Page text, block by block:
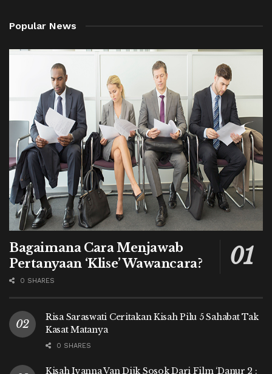
Popular News
Bagaimana Cara Menjawab
Pertanyaan ‘Klise’ Wawancara?
0 SHARES
Risa Saraswati Ceritakan Kisah Pilu 5 Sahabat Tak
Kasat Matanya
0 SHARES
Kisah Ivanna Van Dijk Sosok Dari Film ‘Danur 2 :